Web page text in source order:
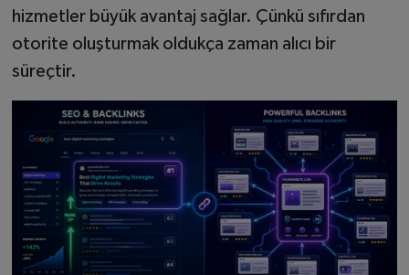
hizmetler büyük avantaj sağlar. Çünkü sıfırdan
otorite oluşturmak oldukça zaman alıcı bir
süreçtir.